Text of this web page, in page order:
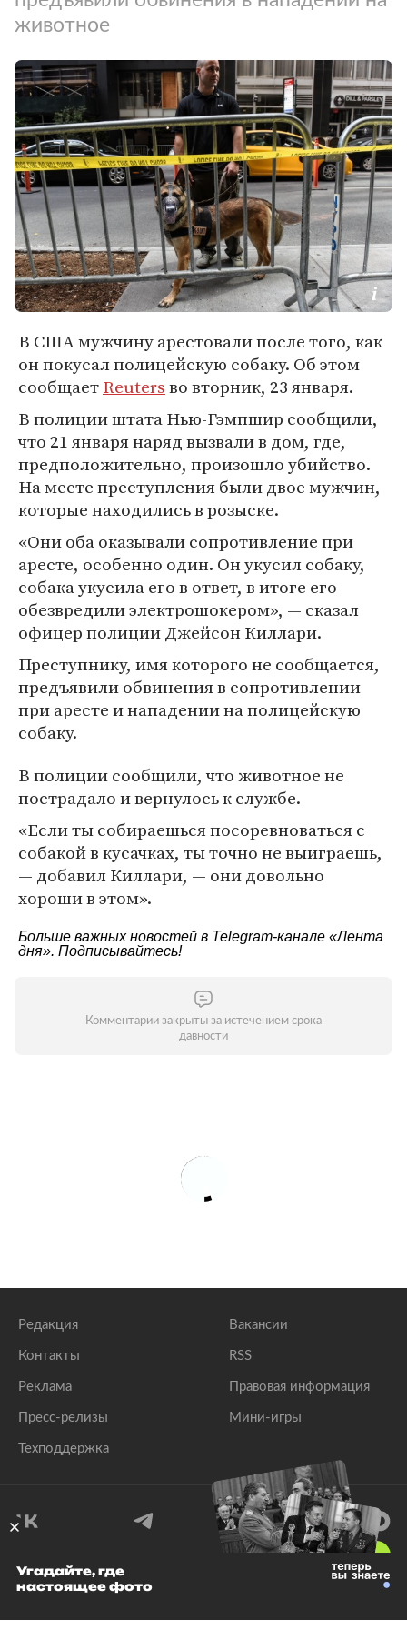
животное
В США мужчину арестовали после того, как
он покусал полицейскую собаку. Об этом
сообщаетReutersво вторник, 23 января.
В полиции штата Нью-Гэмпшир сообщили,
что 21 января наряд вызвали в дом, где,
предположительно, произошло убийство.
На месте преступления были двое мужчин,
которые находились в розыске.
«Они оба оказывали сопротивление при
аресте, особенно один. Он укусил собаку,
собака укусила его в ответ, в итоге его
обезвредили электрошокером», — сказал
офицер полиции Джейсон Киллари.
Преступнику, имя которого не сообщается,
предъявили обвинения в сопротивлении
при аресте и нападении на полицейскую
собаку.
В полиции сообщили, что животное не
пострадало и вернулось к службе.
«Если ты собираешься посоревноваться с
собакой в кусачках, ты точно не выиграешь,
— добавил Киллари, — они довольно
хороши в этом».
Больше важных новостей в Telegram-канале «Лента
дня». Подписывайтесь!
Комментарии закрыты за истечением срока
давности
Редакция
Контакты
Реклама
Пресс-релизы
Техподдержка
Вакансии
RSS
Правовая информация
Мини-игры
© 1999–2026 Все права защищены.
Угадайте, где
настоящее фото